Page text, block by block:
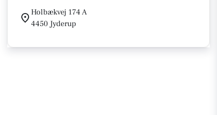
Holbækvej 174 A
4450 Jyderup